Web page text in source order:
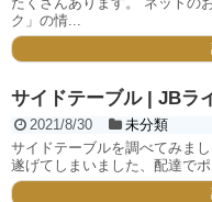
ク」の情...
サイドテーブル | JBラ
2021/8/30
未分類
サイドテーブルを調べてみま
遂げてしまいました、配達で